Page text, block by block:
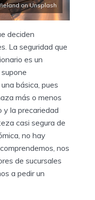
on Unsplash
deciden
La seguridad que
es un
básica, pues
más o menos
y la precariedad
casi segura de
no hay
nos
de sucursales
a pedir un